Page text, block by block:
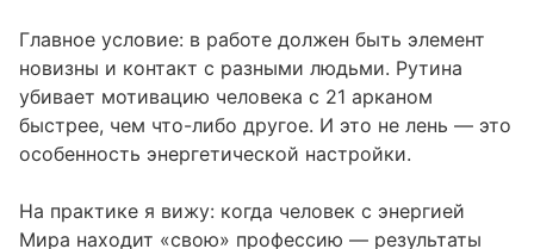
Главное условие: в работе должен быть элемент
новизны и контакт с разными людьми. Рутина
убивает мотивацию человека с 21 арканом
быстрее, чем что-либо другое. И это не лень — это
особенность энергетической настройки.
На практике я вижу: когда человек с энергией
Мира находит «свою» профессию — результаты